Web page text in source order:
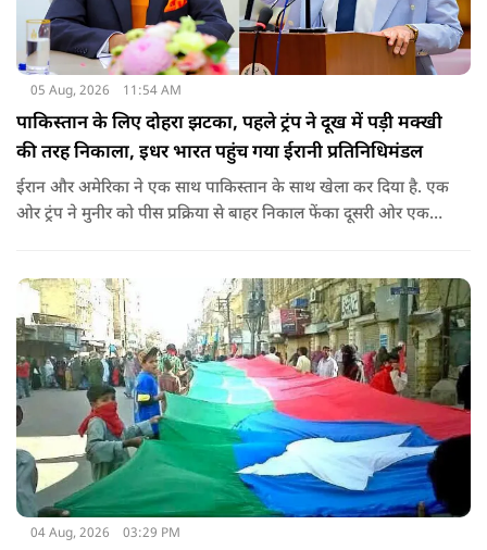
05 Aug, 2026 11:54 AM
पाकिस्तान के लिए दोहरा झटका, पहले ट्रंप ने दूख में पड़ी मक्खी
की तरह निकाला, इधर भारत पहुंच गया ईरानी प्रतिनिधिमंडल
ईरान और अमेरिका ने एक साथ पाकिस्तान के साथ खेला कर दिया है. एक
ओर ट्रंप ने मुनीर को पीस प्रक्रिया से बाहर निकाल फेंका दूसरी ओर एक
04 Aug, 2026 03:29 PM